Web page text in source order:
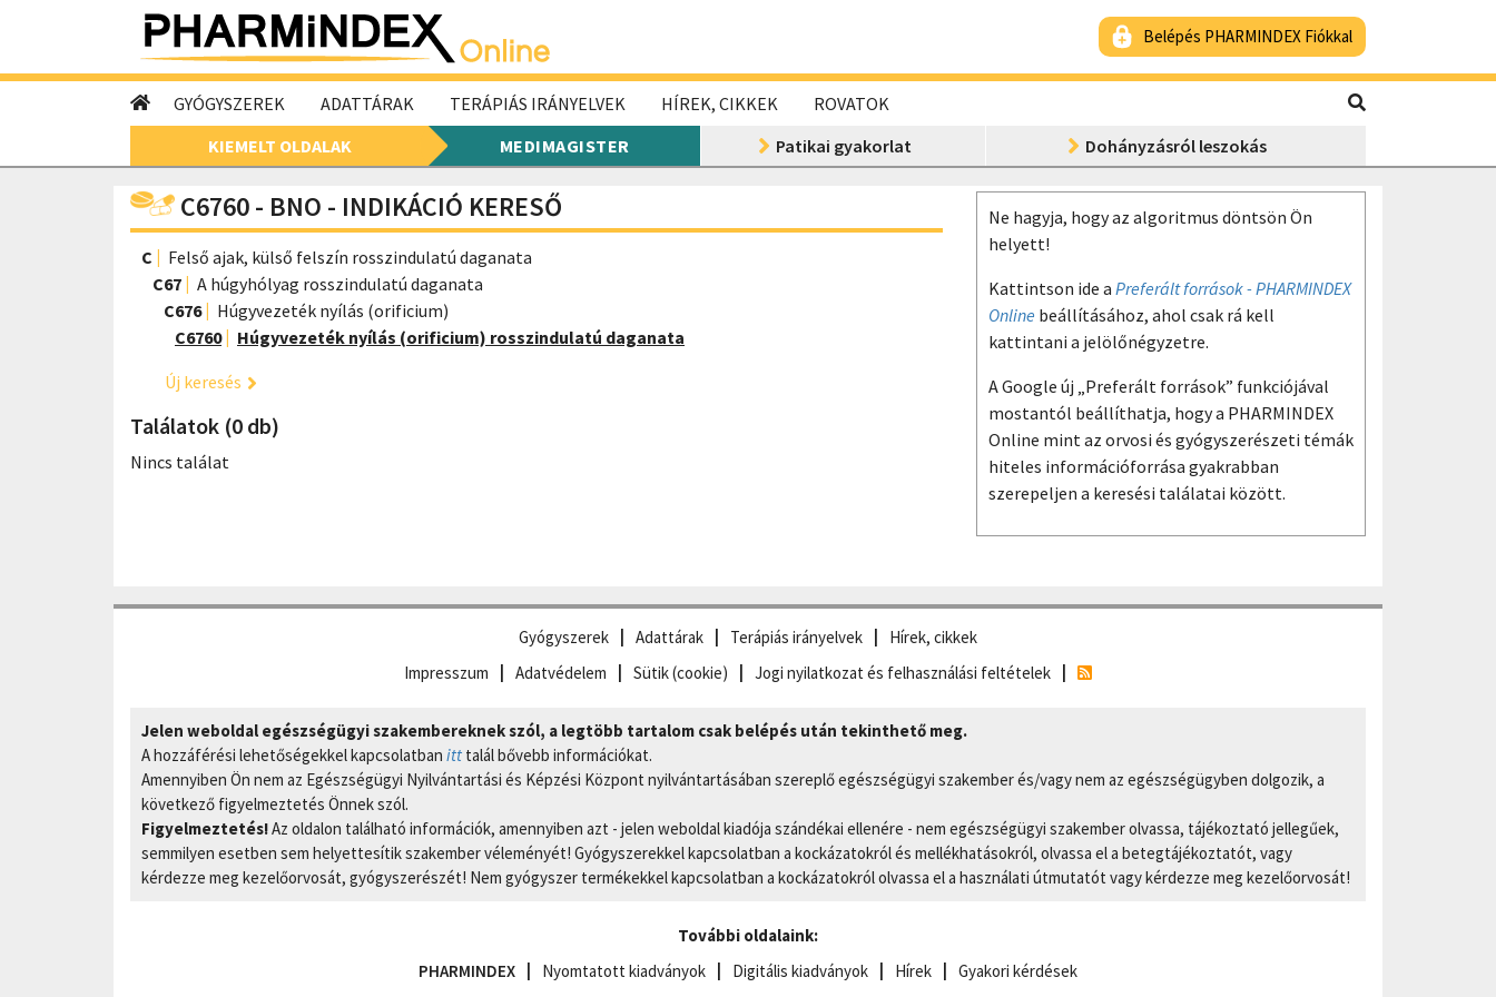
Belépés PHARMINDEX Fiókkal
GYÓGYSZEREK ADATTÁRAK TERÁPIÁS IRÁNYELVEK HÍREK, CIKKEK
ROVATOK
KIEMELT OLDALAK
MEDIMAGISTER Patikai gyakorlat Dohányzásról leszokás
C6760 - BNO - INDIKÁCIÓ KERESŐ
C
Felső ajak, külső felszín rosszindulatú daganata
C67
A húgyhólyag rosszindulatú daganata
C676
Húgyvezeték nyílás (orificium)
C6760
Húgyvezeték nyílás (orificium) rosszindulatú daganata
Új keresés
Találatok (0 db)
Nincs találat
Ne hagyja, hogy az algoritmus döntsön Ön
helyett!
Kattintson ide a Preferált források - PHARMINDEX
Online beállításához, ahol csak rá kell
kattintani a jelölőnégyzetre.
A Google új „Preferált források” funkciójával
mostantól beállíthatja, hogy a PHARMINDEX
Online mint az orvosi és gyógyszerészeti témák
hiteles információforrása gyakrabban
szerepeljen a keresési találatai között.
Gyógyszerek Adattárak Terápiás irányelvek
Hírek, cikkek
Impresszum
Adatvédelem Sütik (cookie) Jogi nyilatkozat és felhasználási feltételek
Jelen weboldal egészségügyi szakembereknek szól, a legtöbb tartalom csak belépés után tekinthető meg.
A hozzáférési lehetőségekkel kapcsolatban itt talál bővebb információkat.
Amennyiben Ön nem az Egészségügyi Nyilvántartási és Képzési Központ nyilvántartásában szereplő egészségügyi szakember és/vagy nem az egészségügyben dolgozik, a
következő figyelmeztetés Önnek szól.
Figyelmeztetés!Az oldalon található információk, amennyiben azt - jelen weboldal kiadója szándékai ellenére - nem egészségügyi szakember olvassa, tájékoztató jellegűek,
semmilyen esetben sem helyettesítik szakember véleményét! Gyógyszerekkel kapcsolatban a kockázatokról és mellékhatásokról, olvassa el a betegtájékoztatót, vagy
kérdezze meg kezelőorvosát, gyógyszerészét! Nem gyógyszer termékekkel kapcsolatban a kockázatokról olvassa el a használati útmutatót vagy kérdezze meg kezelőorvosát!
További oldalaink:
PHARMINDEX
Nyomtatott kiadványok Digitális kiadványok Hírek Gyakori kérdések